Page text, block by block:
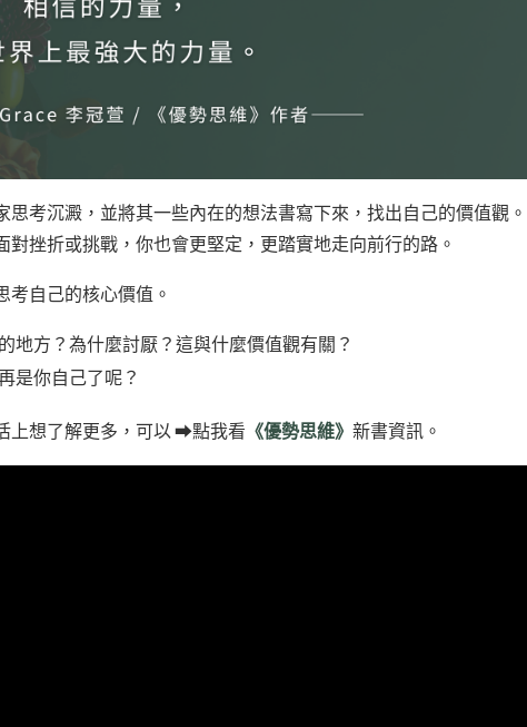
考沉澱，並將其一些內在的想法書寫下來，找出自己的價值觀。
挫折或挑戰，你也會更堅定，更踏實地走向前行的路。
考自己的核心價值。
地方？為什麼討厭？這與什麼價值觀有關？
是你自己了呢？
上想了解更多，可以 ⮕點我看 《優勢思維》 新書資訊。